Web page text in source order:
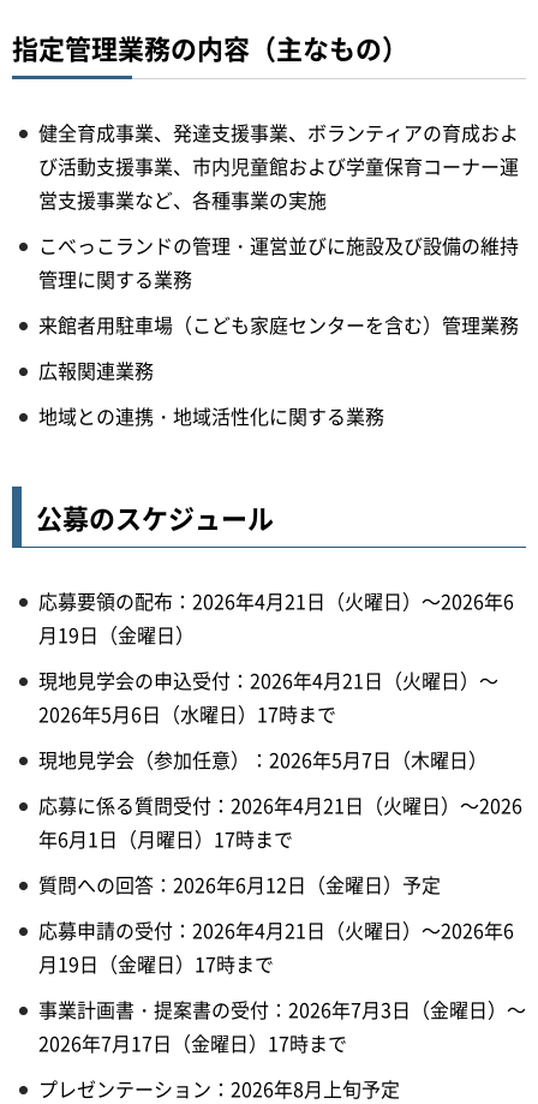
指定管理業務の内容（主なもの）
健全育成事業、発達支援事業、ボランティアの育成およ
び活動支援事業、市内児童館および学童保育コーナー運
営支援事業など、各種事業の実施
こべっこランドの管理・運営並びに施設及び設備の維持
管理に関する業務
来館者用駐車場（こども家庭センターを含む）管理業務
広報関連業務
地域との連携・地域活性化に関する業務
公募のスケジュール
応募要領の配布：2026年4月21日（火曜日）～2026年6
月19日（金曜日）
現地見学会の申込受付：2026年4月21日（火曜日）～
2026年5月6日（水曜日）17時まで
現地見学会（参加任意）：2026年5月7日（木曜日）
応募に係る質問受付：2026年4月21日（火曜日）～2026
年6月1日（月曜日）17時まで
質問への回答：2026年6月12日（金曜日）予定
応募申請の受付：2026年4月21日（火曜日）～2026年6
月19日（金曜日）17時まで
事業計画書・提案書の受付：2026年7月3日（金曜日）～
2026年7月17日（金曜日）17時まで
プレゼンテーション：2026年8月上旬予定